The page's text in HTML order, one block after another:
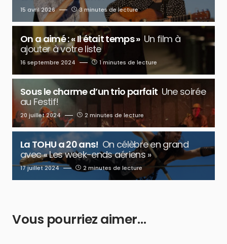
15 avril 2026 3 minutes de lecture
On a aimé : « Il était temps » Un film à
ajouter à votre liste
16 septembre 2024 1 minutes de lecture
Sous le charme d’un trio parfait Une soirée
au Festif!
20 juillet 2024 2 minutes de lecture
La TOHU a 20 ans! On célèbre en grand
avec « Les week-ends aériens »
17 juillet 2024 2 minutes de lecture
Vous pourriez aimer…